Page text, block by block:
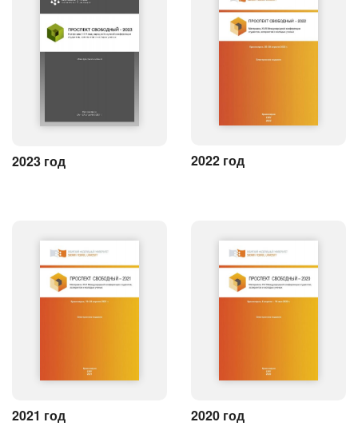
2023 год 2022 год
2021 год 2020 год